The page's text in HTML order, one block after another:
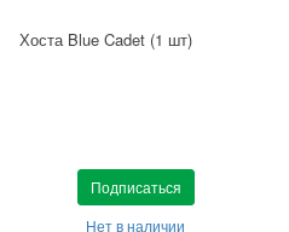
Хоста Blue Cadet (1 шт)
Подписаться
Нет в наличии